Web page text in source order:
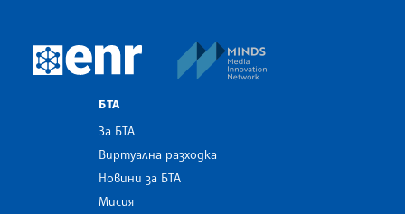
European Newsroom
БТА
За БТА
Виртуална разходка
Новини за БТА
Мисия